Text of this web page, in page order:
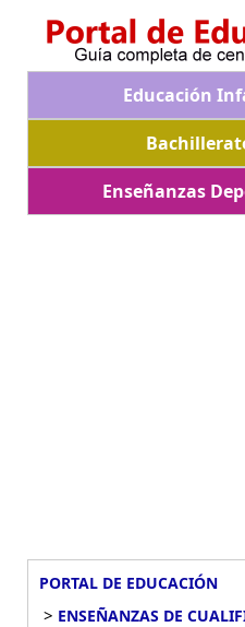
Educación
Enseñanzas
PORTAL DE EDUCACIÓN
> ENSEÑANZAS DE